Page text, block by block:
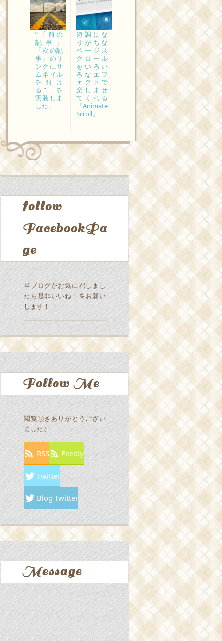
短調にな
りがちな
ページス
クロール
をいろい
ろなエフ
ェクトで
楽しませ
てくれる
『Animate
Scroll』
”「前の
記事」
「次の記
事」のリ
ンクにサ
ムネイル
を付け
る” を
実装しま
した。
follow
FacebookPa
ge
当ブログがお気に召しまし
たら是非いいね！をお願い
します！
Follow Me
閲覧頂きありがとうござい
ました:)
RSS Feedly
Twitter
Blog Twitter
Message